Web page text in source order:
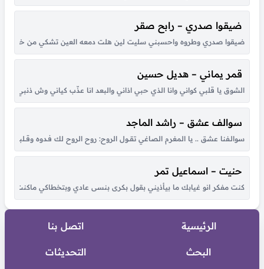
ضيقوا صدري – رابح صقر
ضيقوا صدري وطروه واحسبني سليت لين هلت دمعه العين تشكي من خطاه لي
قمر يماني – هديل حسين
الشوق يا قلبي كواني وانا الذي حبي اذاني والبعد انا عذّب كياني وش ذنبي انا
سوالف عشق – راشد الماجد
سوالـفنا عشق .. يا المغرم الصاغي تقــول الروح: روح الروح لك فـدوه وقــلبي لـو
حنيت – اسماعيل تمر
كنت مفكر انو غيابك ما بيأذيني بقول بكرى بنسى عادي وبتخطاكي ماكنت
الرئيسية اتصل بنا
البحث التحديثات